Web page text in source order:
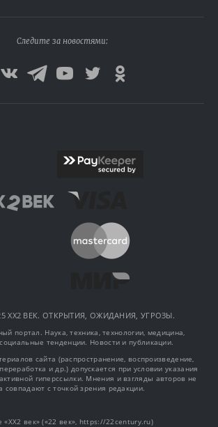
Следите за новостями:
XX2 ВЕК. ОТКРЫТИЯ, ОЖИДАНИЯ, УГРОЗЫ.
портал. Наука, техника, технологии, медицина,
тенденции. Новости и публикации.
сайта (распространение, воспроизведение,
и др.) допускается при условии указания
гиперссылки. Мнения и взгляды авторов не
совпадают с точкой зрения редакции.
«XX2 век» («22 век», https://22century.ru)